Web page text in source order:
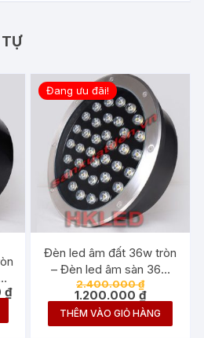
₫Giá
hiện
Đang ưu đãi!
Đèn led âm đất 36w tròn
– Đèn led âm sàn 36w
tròn
2.400.000₫Giá
gốc
là:
2.400.000
1.200.000₫Giá
hiện
tại
là:
THÊM VÀO GIỎ HÀNG